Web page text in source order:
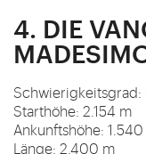
4. DIE
Schwierigkeitsgrad:
Starthöhe: 2.154 m
Ankunftshöhe:
Länge: 2.400 m